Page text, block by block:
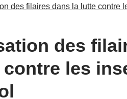
des filaires dans la lutte contre
des
les